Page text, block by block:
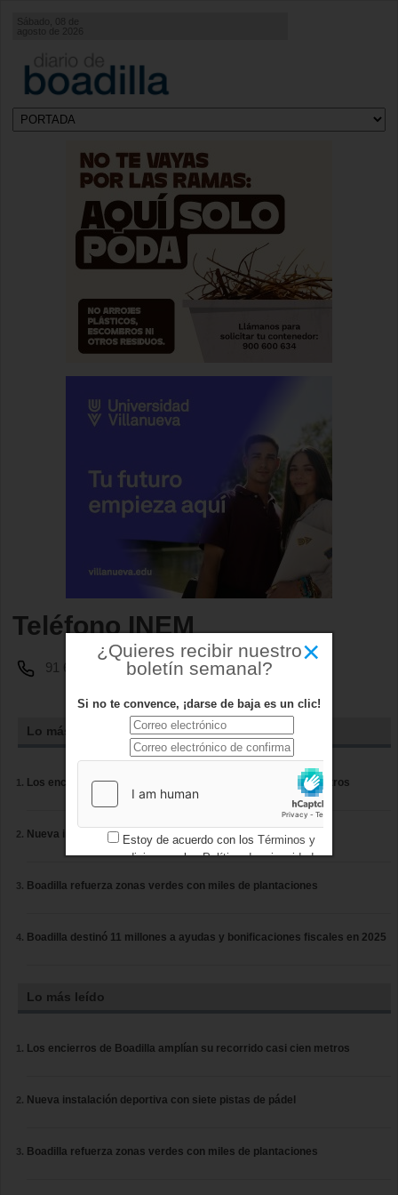
Sábado, 08 de
agosto de 2026
Teléfono INEM
91 634 05 28
Lo más leído
Los encierros de Boadilla amplían su recorrido casi cien metros
Nueva instalación deportiva con siete pistas de pádel
Boadilla refuerza zonas verdes con miles de plantaciones
Boadilla destinó 11 millones a ayudas y bonificaciones fiscales en 2025
Lo más leído
Los encierros de Boadilla amplían su recorrido casi cien metros
Nueva instalación deportiva con siete pistas de pádel
Boadilla refuerza zonas verdes con miles de plantaciones
×
¿Quieres recibir nuestro
boletín semanal?
Si no te convence, ¡darse de baja es un clic!
Estoy de acuerdo con los Términos y
condicionesy losPolítica de privacidad